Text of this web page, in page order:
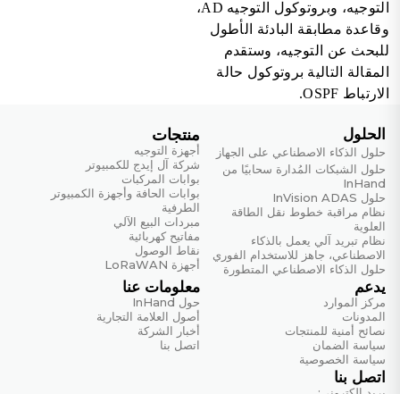
التوجيه، وبروتوكول التوجيه AD،
وقاعدة مطابقة البادئة الأطول
للبحث عن التوجيه، وستقدم
المقالة التالية بروتوكول حالة
الارتباط OSPF.
الحلول
حلول الذكاء الاصطناعي على الجهاز
حلول الشبكات المُدارة سحابيًا من
InHand
حلول InVision ADAS
نظام مراقبة خطوط نقل الطاقة
العلوية
نظام تبريد آلي يعمل بالذكاء
الاصطناعي، جاهز للاستخدام الفوري
حلول الذكاء الاصطناعي المتطورة
منتجات
أجهزة التوجيه
شركة آل إيدج للكمبيوتر
بوابات المركبات
بوابات الحافة وأجهزة الكمبيوتر
الطرفية
مبردات البيع الآلي
مفاتيح كهربائية
نقاط الوصول
أجهزة LoRaWAN
يدعم
مركز الموارد
المدونات
نصائح أمنية للمنتجات
سياسة الضمان
سياسة الخصوصية
معلومات عنا
حول InHand
أصول العلامة التجارية
أخبار الشركة
اتصل بنا
اتصل بنا